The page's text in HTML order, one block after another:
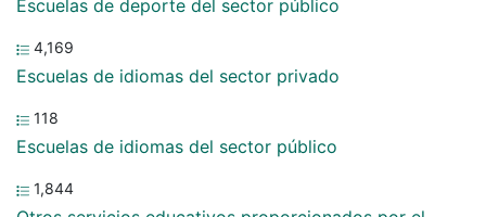
Escuelas de deporte del sector público
4,169
Escuelas de idiomas del sector privado
118
Escuelas de idiomas del sector público
1,844